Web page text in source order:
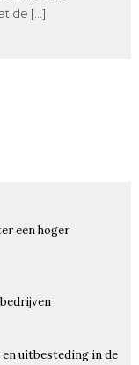
de […]
een hoger
en uitbesteding in de